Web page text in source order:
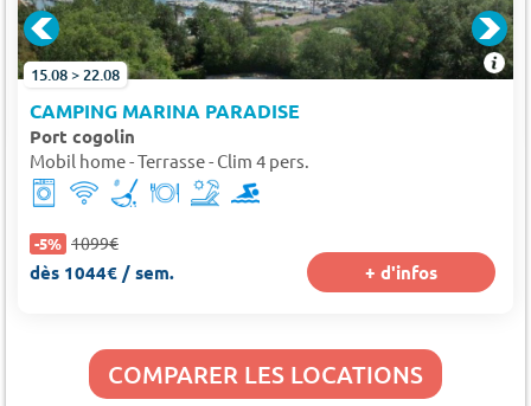
15.08 > 22.08
CAMPING MARINA PARADISE
Port cogolin
Mobil home - Terrasse - Clim 4 pers.
-5% 1099€
dès 1044€ / sem. + d'infos
COMPARER LES LOCATIONS